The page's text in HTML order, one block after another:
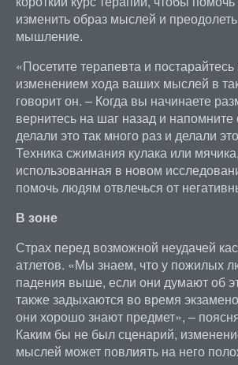
изменить образ мыслей и
мышление.
«Посетите терапевта и
изменением хода ваших мыслей в
говорит он. – Когда вы начинаете
вернитесь на шаг назад и
делали это так много раз и делали
Техника сжимания кулака или мячика,
использованная в новом
помочь людям отвлечься от
В зоне
Страх перед возможной неудачей
атлетов. «Мы знаем, что у пожилых
падения выше, если они думают об
также задыхаются во время
они хорошо знают предмет», –
Каким бы не был сценарий,
мыслей может повлиять на него